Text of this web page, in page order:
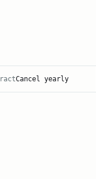
Cancel yearly